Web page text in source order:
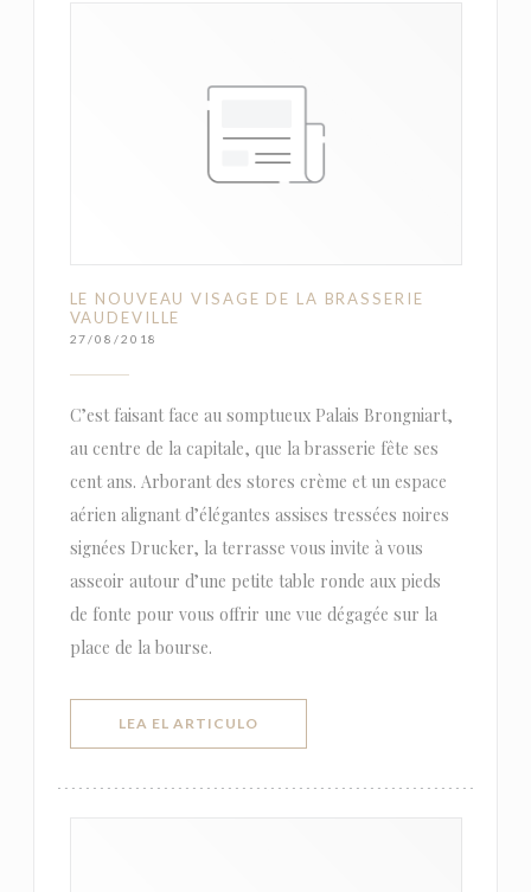
LE NOUVEAU VISAGE DE LA BRASSERIE
VAUDEVILLE
27/08/2018
C’est faisant face au somptueux Palais Brongniart,
au centre de la capitale, que la brasserie fête ses
cent ans. Arborant des stores crème et un espace
aérien alignant d’élégantes assises tressées noires
signées Drucker, la terrasse vous invite à vous
asseoir autour d’une petite table ronde aux pieds
de fonte pour vous offrir une vue dégagée sur la
place de la bourse.
LEA EL ARTICULO((ABRE EN UNA NUEVA VENTANA))